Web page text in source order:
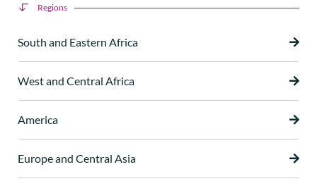
Regions
South and Eastern Africa
West and Central Africa
America
Europe and Central Asia